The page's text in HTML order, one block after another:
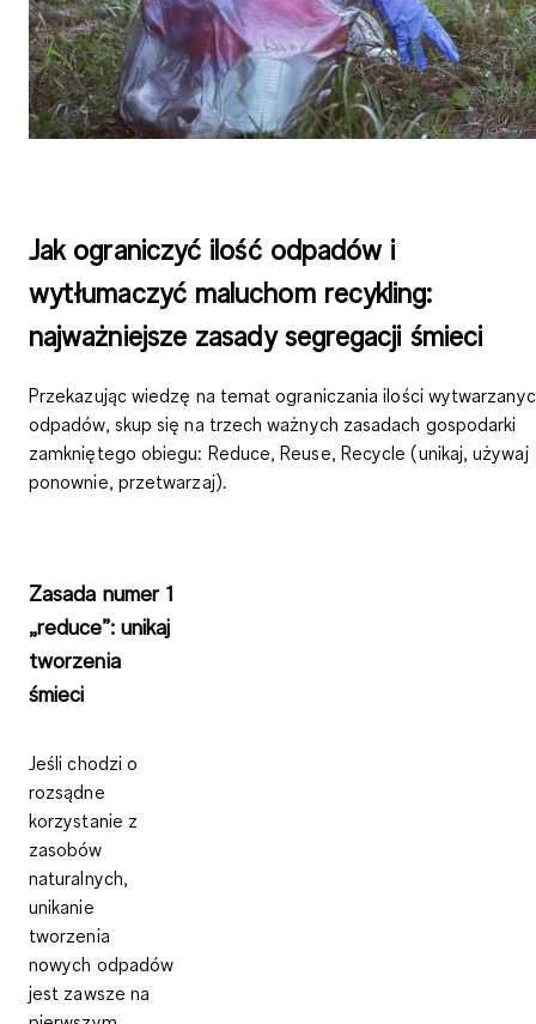
Jak ograniczyć ilość odpadów i
wytłumaczyć maluchom recykling:
najważniejsze zasady segregacji śmieci
Przekazując wiedzę na temat ograniczania ilości
odpadów, skup się na trzech ważnych zasadach gospodarki
zamkniętego obiegu: Reduce, Reuse, Recycle (unikaj, używaj
ponownie, przetwarzaj).
Zasada numer 1
„reduce”: unikaj
tworzenia
śmieci
Jeśli chodzi o
rozsądne
korzystanie z
zasobów
naturalnych,
unikanie
tworzenia
nowych odpadów
jest zawsze na